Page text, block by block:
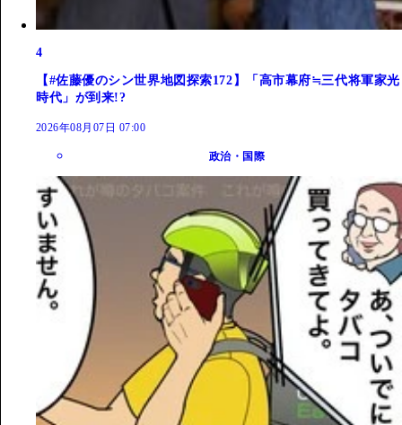
4
【#佐藤優のシン世界地図探索172】「高市幕府≒三代将軍家光
時代」が到来!?
2026年08月07日 07:00
政治・国際